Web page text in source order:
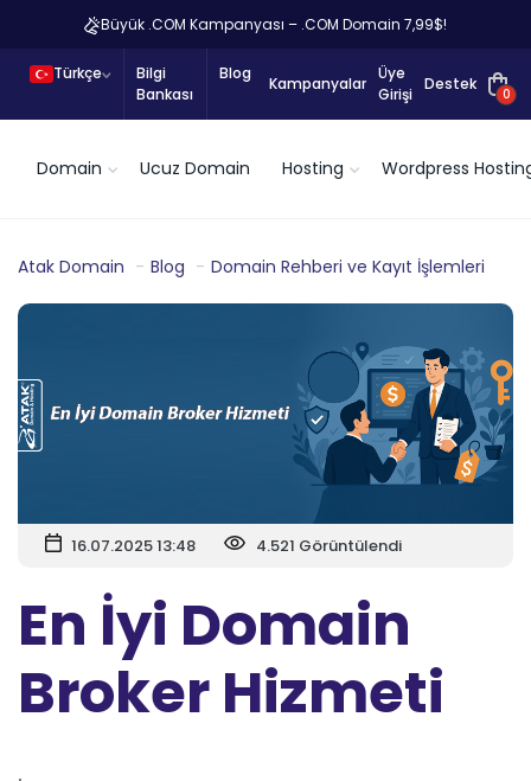
Büyük .COM Kampanyası – .COM Domain 7,99$!
Türkçe
Bilgi
Bankası
Blog
Kampanyalar
Üye
Girişi
Destek
0
Domain Ucuz Domain Hosting Wordpress
Atak Domain Blog Domain Rehberi ve Kayıt İşlemleri
16.07.2025 13:48 4.521 Görüntülendi
En İyi Domain
Broker Hizmeti